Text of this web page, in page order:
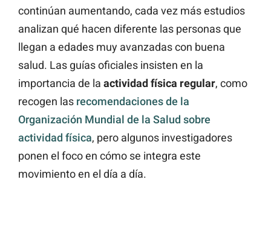
continúan aumentando, cada vez más estudios
analizan qué hacen diferente las personas que
llegan a edades muy avanzadas con buena
salud. Las guías oficiales insisten en la
importancia de la actividad física regular, como
recogen las recomendaciones de la
Organización Mundial de la Salud sobre
actividad física, pero algunos investigadores
ponen el foco en cómo se integra este
movimiento en el día a día.